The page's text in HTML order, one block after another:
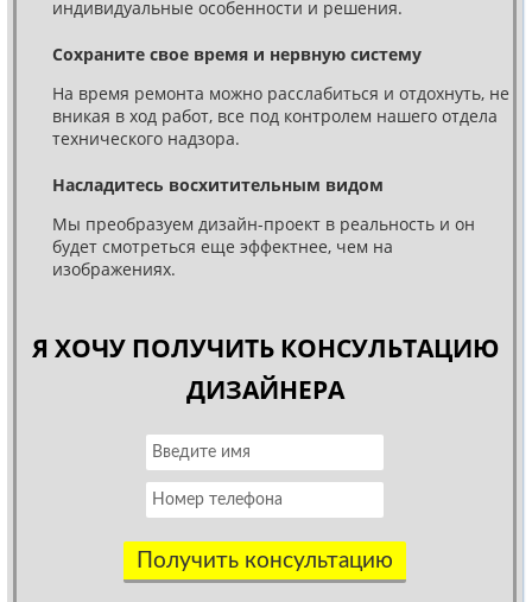
индивидуальные особенности и решения.
Сохраните свое время и нервную систему
На время ремонта можно расслабиться и отдохнуть, не
вникая в ход работ, все под контролем нашего отдела
технического надзора.
Насладитесь восхитительным видом
Мы преобразуем дизайн-проект в реальность и он
будет смотреться еще эффектнее, чем на
изображениях.
Я ХОЧУ ПОЛУЧИТЬ КОНСУЛЬТАЦИЮ
ДИЗАЙНЕРА
Получить консультацию